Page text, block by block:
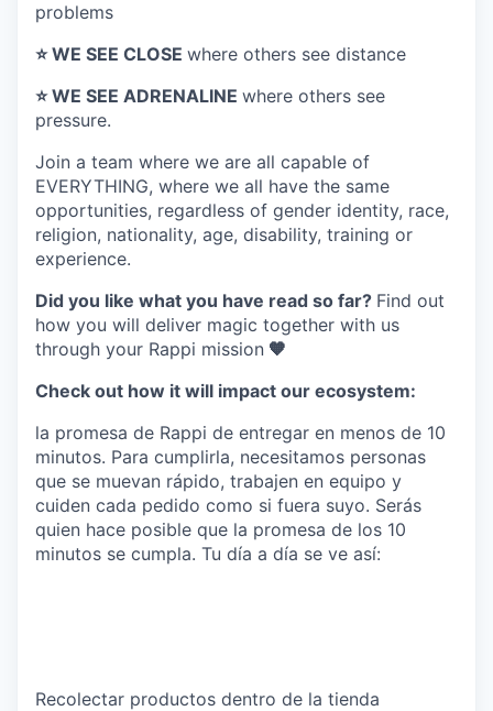
problems
⭐️ WE SEE CLOSE where others see distance
⭐️ WE SEE ADRENALINE where others see
pressure.
Join a team where we are all capable of
EVERYTHING, where we all have the same
opportunities, regardless of gender identity, race,
religion, nationality, age, disability, training or
experience.
Did you like what you have read so far? Find out
how you will deliver magic together with us
through your Rappi mission 🧡
Check out how it will impact our ecosystem:
la promesa de Rappi de entregar en menos de 10
minutos. Para cumplirla, necesitamos personas
que se muevan rápido, trabajen en equipo y
cuiden cada pedido como si fuera suyo. Serás
quien hace posible que la promesa de los 10
minutos se cumpla. Tu día a día se ve así:
Recolectar productos dentro de la tienda